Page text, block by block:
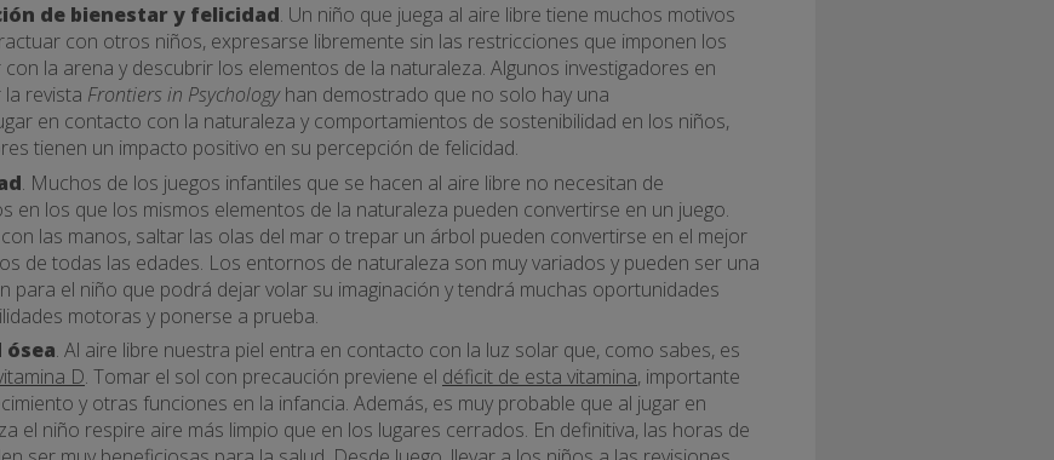
de bienestar y felicidad. Un niño que juega al aire libre tiene muchos motivos
con otros niños, expresarse libremente sin las restricciones que imponen los
la arena y descubrir los elementos de la naturaleza. Algunos investigadores en
revista Frontiers in Psychologyhan demostrado que no solo hay una
en contacto con la naturaleza y comportamientos de sostenibilidad en los niños,
tienen un impacto positivo en su percepción de felicidad.
. Muchos de los juegos infantiles que se hacen al aire libre no necesitan de
en los que los mismos elementos de la naturaleza pueden convertirse en un juego.
las manos, saltar las olas del mar o trepar un árbol pueden convertirse en el mejor
de todas las edades. Los entornos de naturaleza son muy variados y pueden ser una
para el niño que podrá dejar volar su imaginación y tendrá muchas oportunidades
motoras y ponerse a prueba.
ósea. Al aire libre nuestra piel entra en contacto con la luz solar que, como sabes, es
D. Tomar el sol con precaución previene el déficit de esta vitamina, importante
y otras funciones en la infancia. Además, es muy probable que al jugar en
el niño respire aire más limpio que en los lugares cerrados. En definitiva, las horas de